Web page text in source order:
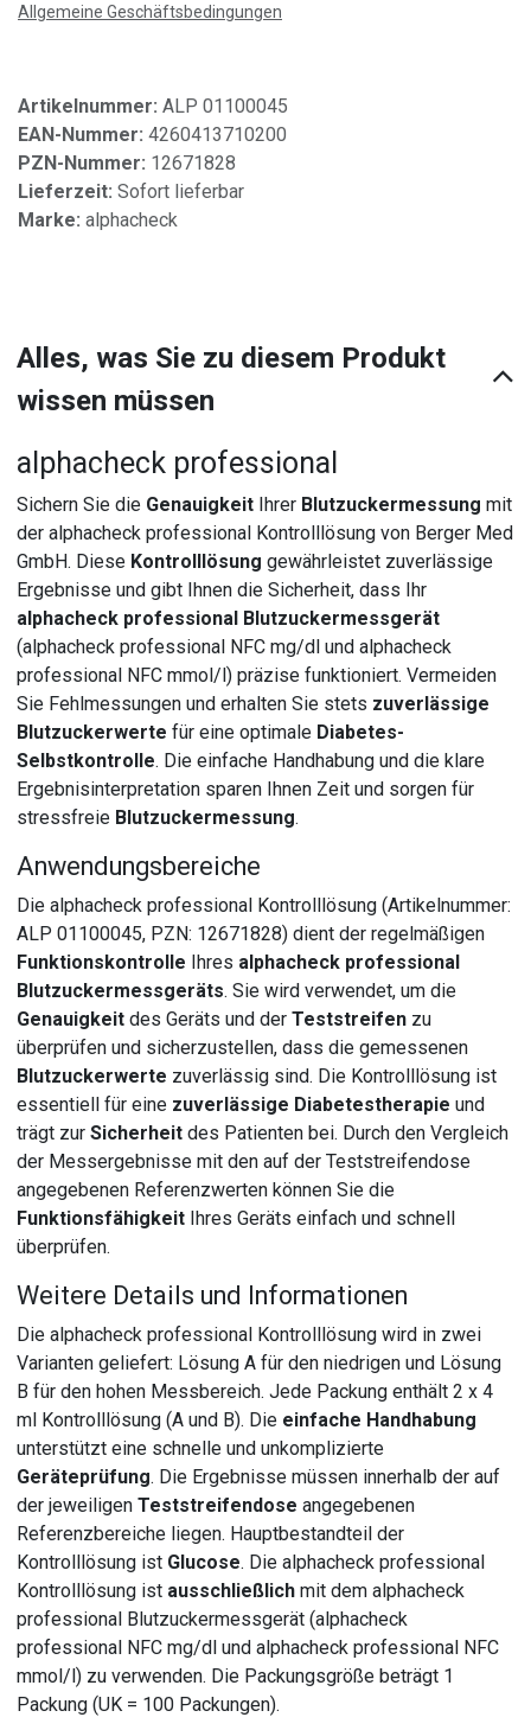
Allgemeine Geschäftsbedingungen
Artikelnummer: ALP 01100045
EAN-Nummer: 4260413710200
PZN-Nummer: 12671828
Lieferzeit: Sofort lieferbar
Marke: alphacheck
Alles, was Sie zu diesem Produkt
wissen müssen
alphacheck professional
Sichern Sie die Genauigkeit Ihrer Blutzuckermessung mit
der alphacheck professional Kontrolllösung von Berger Med
GmbH. Diese Kontrolllösung gewährleistet zuverlässige
Ergebnisse und gibt Ihnen die Sicherheit, dass Ihr
alphacheck professional Blutzuckermessgerät
(alphacheck professional NFC mg/dl und alphacheck
professional NFC mmol/l) präzise funktioniert. Vermeiden
Sie Fehlmessungen und erhalten Sie stets zuverlässige
Blutzuckerwerte für eine optimale Diabetes-
Selbstkontrolle. Die einfache Handhabung und die klare
Ergebnisinterpretation sparen Ihnen Zeit und sorgen für
stressfreie Blutzuckermessung.
Anwendungsbereiche
Die alphacheck professional Kontrolllösung (Artikelnummer:
ALP 01100045, PZN: 12671828) dient der regelmäßigen
Funktionskontrolle Ihres alphacheck professional
Blutzuckermessgeräts. Sie wird verwendet, um die
Genauigkeit des Geräts und derTeststreifen zu
überprüfen und sicherzustellen, dass die gemessenen
Blutzuckerwerte zuverlässig sind. Die Kontrolllösung ist
essentiell für eine zuverlässige Diabetestherapie und
trägt zurSicherheit des Patienten bei. Durch den Vergleich
der Messergebnisse mit den auf der Teststreifendose
angegebenen Referenzwerten können Sie die
Funktionsfähigkeit Ihres Geräts einfach und schnell
überprüfen.
Weitere Details und Informationen
Die alphacheck professional Kontrolllösung wird in zwei
Varianten geliefert: Lösung A für den niedrigen und Lösung
B für den hohen Messbereich. Jede Packung enthält 2 x 4
ml Kontrolllösung (A und B). Die einfache Handhabung
unterstützt eine schnelle und unkomplizierte
Geräteprüfung. Die Ergebnisse müssen innerhalb der auf
der jeweiligenTeststreifendose angegebenen
Referenzbereiche liegen. Hauptbestandteil der
Kontrolllösung ist Glucose. Die alphacheck professional
Kontrolllösung ist ausschließlich mit dem alphacheck
professional Blutzuckermessgerät (alphacheck
professional NFC mg/dl und alphacheck professional NFC
mmol/l) zu verwenden. Die Packungsgröße beträgt 1
Packung (UK = 100 Packungen).